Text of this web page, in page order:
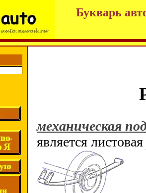
Букварь
механическая
является